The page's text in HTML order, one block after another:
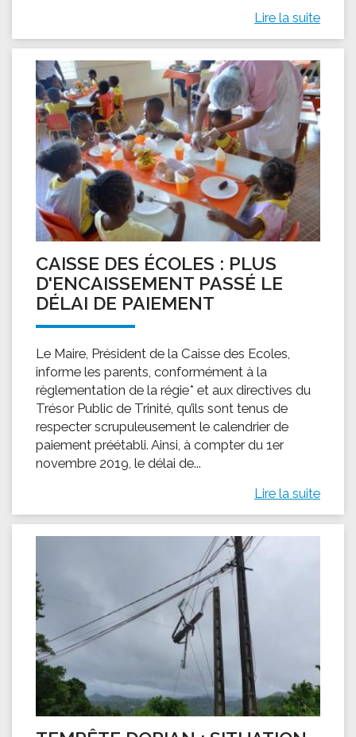
Lire la suite
CAISSE DES ÉCOLES : PLUS
D'ENCAISSEMENT PASSÉ LE
DÉLAI DE PAIEMENT
Le Maire, Président de la Caisse des Ecoles,
informe les parents, conformément à la
règlementation de la régie* et aux directives du
Trésor Public de Trinité, qu’ils sont tenus de
respecter scrupuleusement le calendrier de
paiement préétabli. Ainsi, à compter du 1er
novembre 2019, le délai de...
Lire la suite